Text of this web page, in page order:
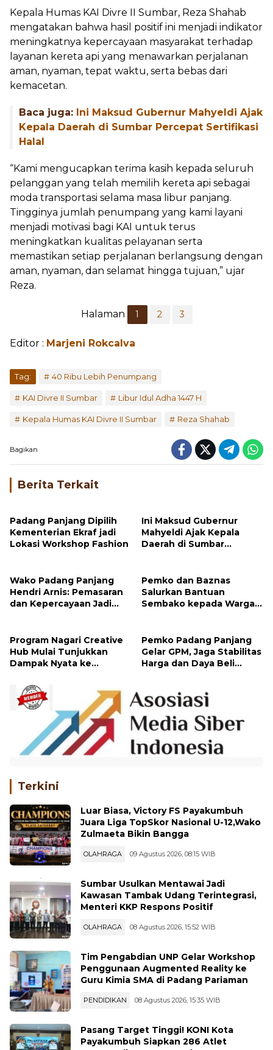
Kepala Humas KAI Divre II Sumbar, Reza Shahab
mengatakan bahwa hasil positif ini menjadi indikator
meningkatnya kepercayaan masyarakat terhadap
layanan kereta api yang menawarkan perjalanan
aman, nyaman, tepat waktu, serta bebas dari
kemacetan.
Baca juga: Ini Maksud Gubernur Mahyeldi Ajak
Kepala Daerah di Sumbar Percepat Sertifikasi
Halal
“Kami mengucapkan terima kasih kepada seluruh
pelanggan yang telah memilih kereta api sebagai
moda transportasi selama masa libur panjang.
Tingginya jumlah penumpang yang kami layani
menjadi motivasi bagi KAI untuk terus
meningkatkan kualitas pelayanan serta
memastikan setiap perjalanan berlangsung dengan
aman, nyaman, dan selamat hingga tujuan,” ujar
Reza.
Halaman 1 2 3
Editor : Marjeni Rokcalva
Tag: 40 Ribu Lebih Penumpang
KAI Divre II Sumbar Libur Idul Adha 1447 H
Kepala Humas KAI Divre II Sumbar Reza Shahab
Bagikan
Padang Panjang Dipilih
Ini Maksud Gubernur
Percepat Sertifikasi Halal
Wako Padang Panjang
Kunci Kembangkan Usaha
Pemko dan Baznas
Melalui Program Padang
Panjang Peduli
Program Nagari Creative
Dampak Nyata ke
Masyarakat
Pemko Padang Panjang
Harga dan Daya Beli
Masyarakat
Terkini
Luar Biasa, Victory FS Payakumbuh
Juara Liga TopSkor Nasional U-12,Wako
Zulmaeta Bikin Bangga
OLAHRAGA 09 Agustus 2026, 08:15 WIB
Sumbar Usulkan Mentawai Jadi
Kawasan Tambak Udang Terintegrasi,
Menteri KKP Respons Positif
OLAHRAGA 08 Agustus 2026, 15:52 WIB
Tim Pengabdian UNP Gelar Workshop
Penggunaan Augmented Reality ke
Guru Kimia SMA di Padang Pariaman
PENDIDIKAN 08 Agustus 2026, 15:35 WIB